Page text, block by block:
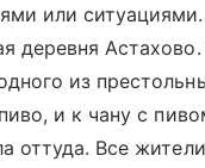
или
деревня
из
и к чану с
оттуда. Все